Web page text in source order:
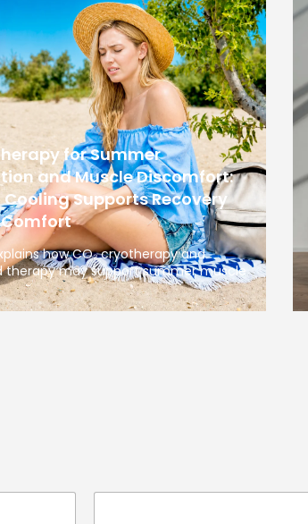
for Summer
and Muscle Discomfort:
Cooling Supports Recovery
how CO₂ cryotherapy and
therapy may support summer muscle